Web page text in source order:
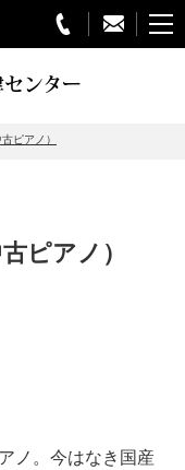
ンター
ピアノ）
ピアノ）
ノ。今はなき国産